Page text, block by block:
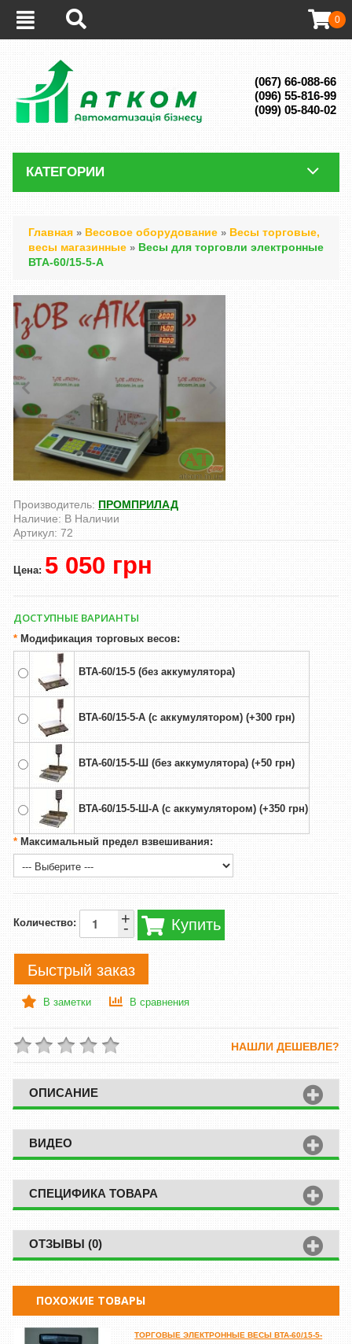
(067) 66-088-66
(096) 55-816-99
(099) 05-840-02
0
КАТЕГОРИИ
Главная » Весовое оборудование » Весы торговые,
весы магазинные » Весы для торговли электронные
ВТА-60/15-5-А
Производитель: ПРОМПРИЛАД
Наличие: В Наличии
Артикул: 72
Цена: 5 050 грн
ДОСТУПНЫЕ ВАРИАНТЫ
* Модификация торговых весов:
ВТА-60/15-5 (без аккумулятора)
ВТА-60/15-5-А (с аккумулятором) (+300 грн)
ВТА-60/15-5-Ш (без аккумулятора) (+50 грн)
ВТА-60/15-5-Ш-А (с аккумулятором) (+350 грн)
* Максимальный предел взвешивания:
Количество: -
+ Купить
Быстрый заказ
В заметки В сравнения
НАШЛИ ДЕШЕВЛЕ?
ОПИСАНИЕ
ВИДЕО
СПЕЦИФИКА ТОВАРА
ОТЗЫВЫ (0)
ПОХОЖИЕ ТОВАРЫ
ТОРГОВЫЕ ЭЛЕКТРОННЫЕ ВЕСЫ ВТА-60/15-5-